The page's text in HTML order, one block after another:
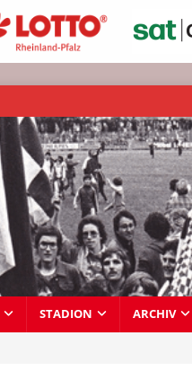
STADION ARCHIV